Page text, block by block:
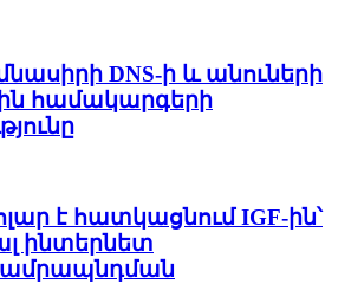
DNS-ի և անուների
համակարգերի
է հատկացնում IGF-ին՝
ինտերնետ